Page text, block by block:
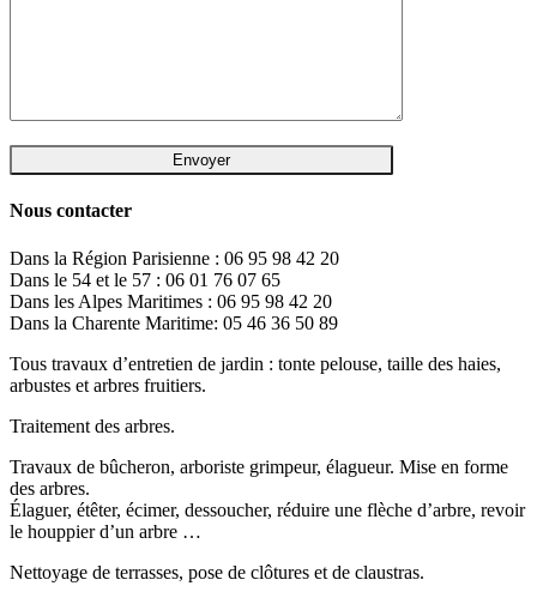
Nous contacter
Dans la Région Parisienne : 06 95 98 42 20
Dans le 54 et le 57 : 06 01 76 07 65
Dans les Alpes Maritimes : 06 95 98 42 20
Dans la Charente Maritime: 05 46 36 50 89
Tous travaux d’entretien de jardin : tonte pelouse, taille des haies,
arbustes et arbres fruitiers.
Traitement des arbres.
Travaux de bûcheron, arboriste grimpeur, élagueur. Mise en forme
des arbres.
Élaguer, étêter, écimer, dessoucher, réduire une flèche d’arbre, revoir
le houppier d’un arbre …
Nettoyage de terrasses, pose de clôtures et de claustras.